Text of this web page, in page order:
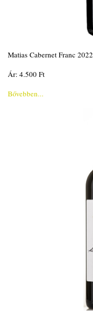
Matias Cabernet Franc 2022
Ár: 4.500 Ft
Bővebben...